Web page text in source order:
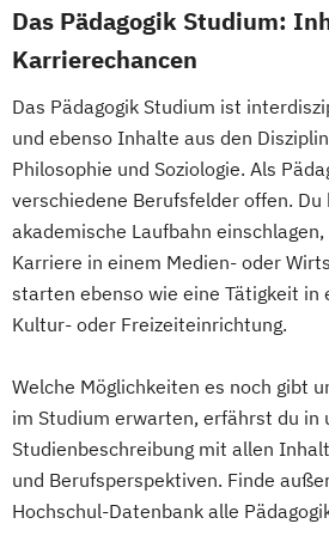
Digital Business
Digital Entrepreneurship
(DE/EN)
Digital Product Management
Digital Transformation
Gesundheitswesen
Digitale
Digitale Transformation
E-Beratung in der Pädagogik
Engineering (DE/EN)
Entrepreneurship (DE/EN)
Ernährungswissenschaften
Erwachsenenbildung
Beratung und
Das Pädagogik Studium:
Karrierechancen
Das Pädagogik Studium ist
und ebenso Inhalte aus den
Philosophie und Soziologie. Als
verschiedene Berufsfelder offen. Du
akademische Laufbahn
Karriere in einem Medien- oder
starten ebenso wie eine Tätigkeit in
Kultur- oder Freizeiteinrichtung.
Welche Möglichkeiten es noch gibt
im Studium erwarten, erfährst du in
Studienbeschreibung mit allen
und Berufsperspektiven. Finde
Hochschul-Datenbank alle